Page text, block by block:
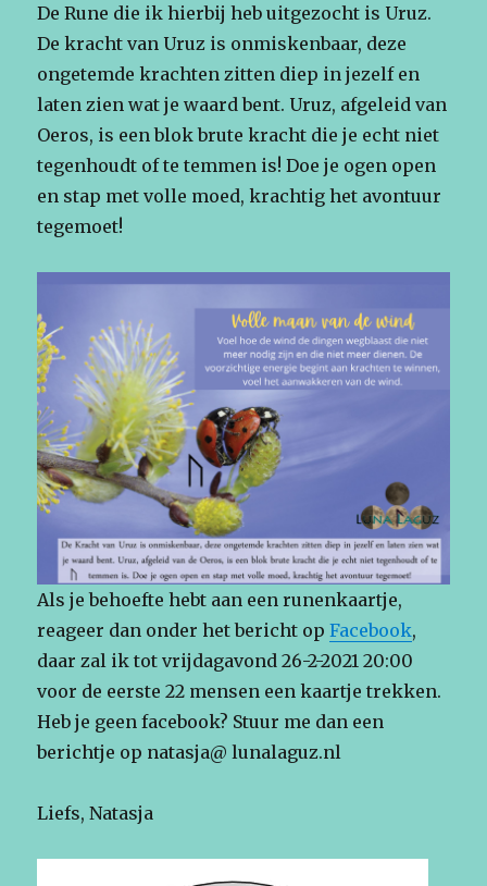
De Rune die ik hierbij heb uitgezocht is Uruz.
De kracht van Uruz is onmiskenbaar, deze
ongetemde krachten zitten diep in jezelf en
laten zien wat je waard bent. Uruz, afgeleid van
Oeros, is een blok brute kracht die je echt niet
tegenhoudt of te temmen is! Doe je ogen open
en stap met volle moed, krachtig het avontuur
tegemoet!
Als je behoefte hebt aan een runenkaartje,
reageer dan onder het bericht opFacebook,
daar zal ik tot vrijdagavond 26-2-2021 20:00
voor de eerste 22 mensen een kaartje trekken.
Heb je geen facebook? Stuur me dan een
berichtje op natasja@ lunalaguz.nl
Liefs, Natasja